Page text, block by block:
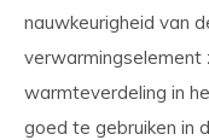
nauwkeurigheid van
verwarmingselement
warmteverdeling in
goed te gebruiken in